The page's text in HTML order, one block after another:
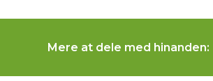
Mere at dele med hinanden: